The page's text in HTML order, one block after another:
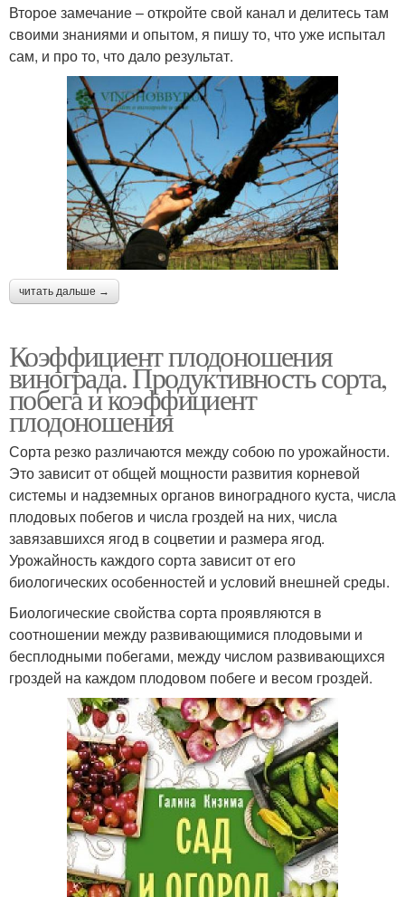
Второе замечание – откройте свой канал и делитесь там
своими знаниями и опытом, я пишу то, что уже испытал
сам, и про то, что дало результат.
читать дальше →
Коэффициент плодоношения
винограда. Продуктивность сорта,
побега и коэффициент
плодоношения
Сорта резко различаются между собою по урожайности.
Это зависит от общей мощности развития корневой
системы и надземных органов виноградного куста, числа
плодовых побегов и числа гроздей на них, числа
завязавшихся ягод в соцветии и размера ягод.
Урожайность каждого сорта зависит от его
биологических особенностей и условий внешней среды.
Биологические свойства сорта проявляются в
соотношении между развивающимися плодовыми и
бесплодными побегами, между числом развивающихся
гроздей на каждом плодовом побеге и весом гроздей.